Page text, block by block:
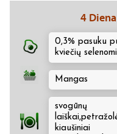
4 Diena
0,3% pasuku
kviečių
Mangas
svogūnų
kiaušiniai